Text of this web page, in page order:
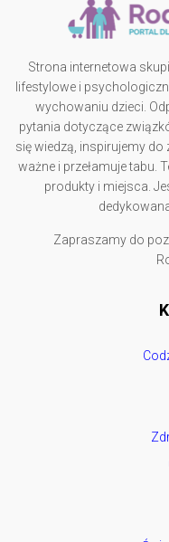
Strona internetowa
lifestylowe i
wychowaniu dzieci.
pytania dotyczące
się wiedzą, inspirujemy
ważne i przełamuje tabu.
produkty i miejsca.
Zapraszamy do